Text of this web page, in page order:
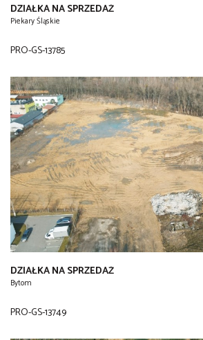
DZIAŁKA NA SPRZEDAŻ
Piekary Śląskie
PRO-GS-13785
DZIAŁKA NA SPRZEDAŻ
Bytom
PRO-GS-13749